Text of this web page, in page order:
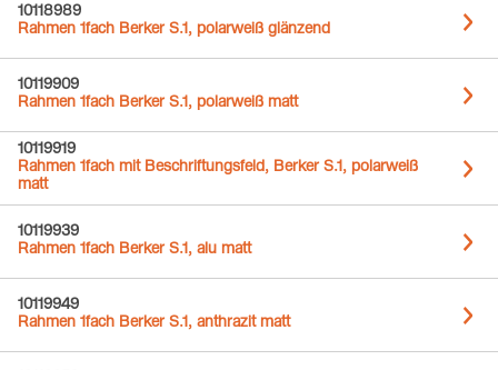
10118989
Rahmen 1fach Berker S.1, polarweiß glänzend
10119909
Rahmen 1fach Berker S.1, polarweiß matt
10119919
Rahmen 1fach mit Beschriftungsfeld, Berker S.1, polarweiß
matt
10119939
Rahmen 1fach Berker S.1, alu matt
10119949
Rahmen 1fach Berker S.1, anthrazit matt